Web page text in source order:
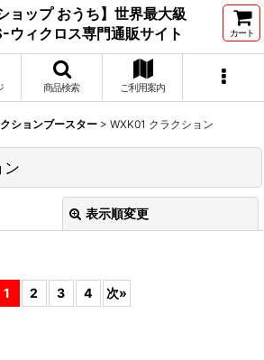
ョップ おうち】世界最大級
ウィクロス専門通販サイト
カート
商品検索 ご利用案内
ションブースター > WXK01 クラクション
ン
表示順変更
1 2 3 4 次»